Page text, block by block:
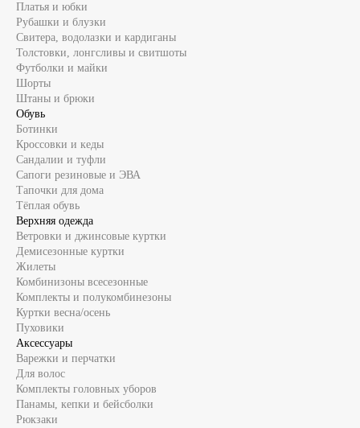
Платья и юбки
Рубашки и блузки
Свитера, водолазки и кардиганы
Толстовки, лонгсливы и свитшоты
Футболки и майки
Шорты
Штаны и брюки
Обувь
Ботинки
Кроссовки и кеды
Сандалии и туфли
Сапоги резиновые и ЭВА
Тапочки для дома
Тёплая обувь
Верхняя одежда
Ветровки и джинсовые куртки
Демисезонные куртки
Жилеты
Комбинизоны всесезонные
Комплекты и полукомбинезоны
Куртки весна/осень
Пуховики
Аксессуары
Варежки и перчатки
Для волос
Комплекты головных уборов
Панамы, кепки и бейсболки
Рюкзаки